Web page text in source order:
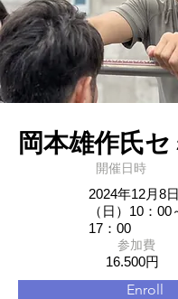
岡本雄作氏
開催日時
2024年12月8日
（日）10：00
17：00
参加費
16.500円
Enroll